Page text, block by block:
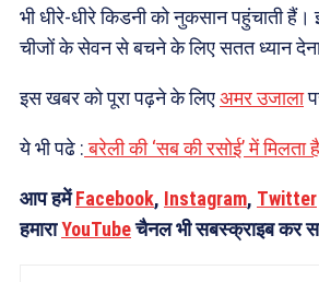
भी धीरे-धीरे किडनी को नुकसान पहुंचाती
चीजों के सेवन से बचने के लिए सतत ध्यान
इस खबर को पूरा पढ़ने के लिएअमर उजाला
ये भी पढे :बरेली की ‘सब की रसोई’ में
आप हमेंFacebook, Instagram, Twitter
हमाराYouTubeचैनल भी सबस्क्राइब कर